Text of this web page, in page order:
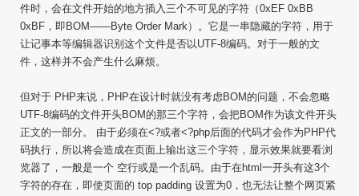
件时，会在文件开始的地方插入三个不可见的字符（0xEF 0xBB
0xBF，即BOM——Byte Order Mark）。它是一串隐藏的字符，用于
让记事本等编辑器识别这个文件是否以UTF-8编码。对于一般的文
件，这样并不会产生什么麻烦。
但对于 PHP来说，PHP在设计时就没有考虑BOM的问题，不会忽略
UTF-8编码的文件开头BOM的那三个字符，会把BOM作为该文件开头
正文的一部分。 由于必须在<?或者<?php后面的代码才会作为PHP代
码执行，所以将会造成在页面上输出这三个字符，显示效果就要看浏
览器了，一般是一个 空行或是一个乱码。由于在html一开头有这3个
字符的存在，即使页面的 top padding 设置为0，也无法让整个网页紧